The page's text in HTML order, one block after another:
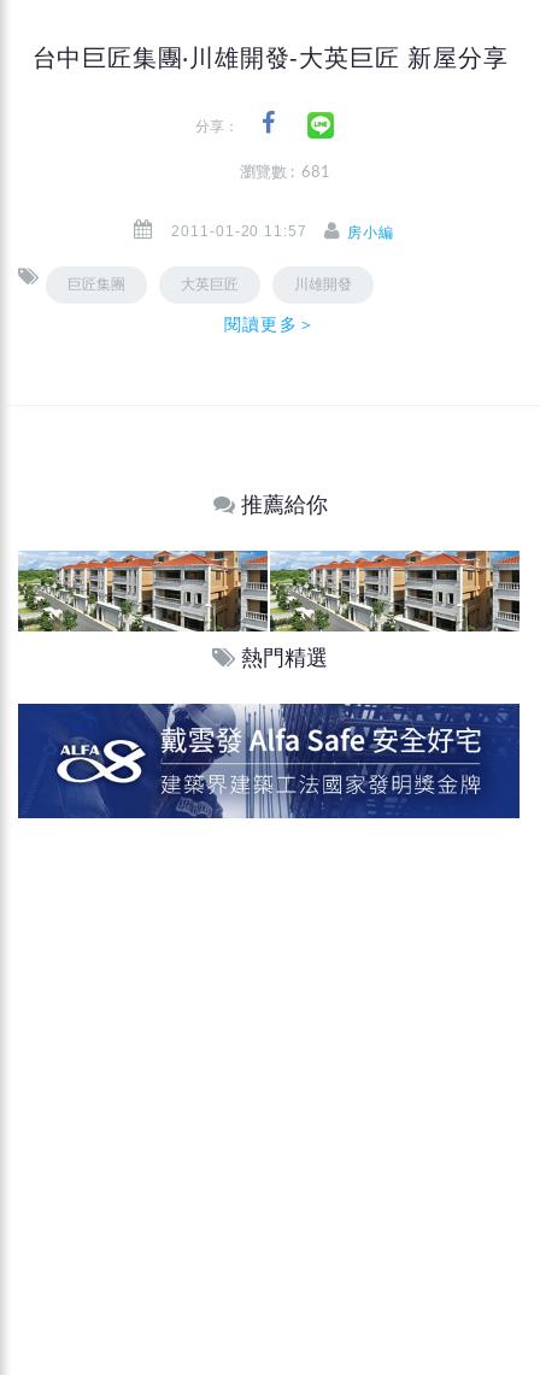
台中巨匠集團‧川雄開發-大英巨匠 新屋分享
分享：
瀏覽數 : 681
2011-01-20 11:57 房小編
巨匠集團 大英巨匠 川雄開發
閱讀更多＞
推薦給你
熱門精選